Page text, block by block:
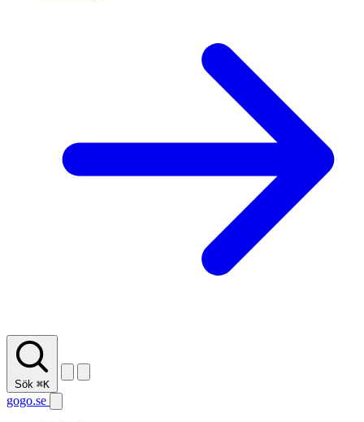
Sök ⌘K
gogo.se